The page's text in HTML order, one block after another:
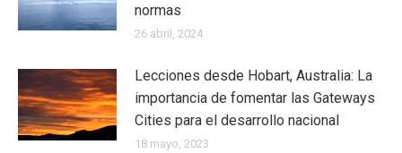
normas
26 abril, 2024
Lecciones desde Hobart, Australia: La
importancia de fomentar las Gateways
Cities para el desarrollo nacional
18 mayo, 2023